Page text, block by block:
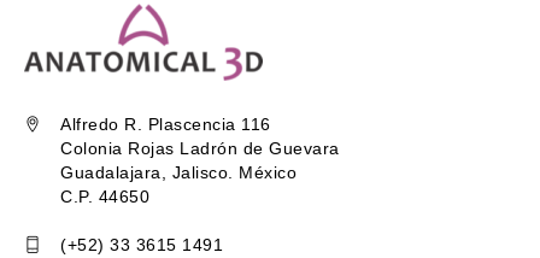
Alfredo R. Plascencia 116
Colonia Rojas Ladrón de Guevara
Guadalajara, Jalisco. México
C.P. 44650
(+52) 33 3615 1491